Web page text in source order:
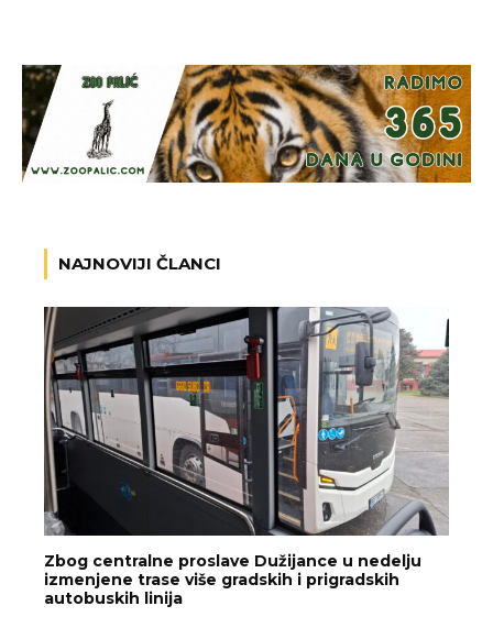
NAJNOVIJI ČLANCI
Zbog centralne proslave Dužijance u nedelju
izmenjene trase više gradskih i prigradskih
autobuskih linija